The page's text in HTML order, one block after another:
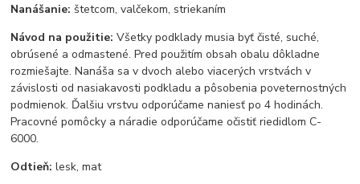
Nanášanie: štetcom, valčekom, striekaním
Návod na použitie: Všetky podklady musia byť čisté, suché,
obrúsené a odmastené. Pred použitím obsah obalu dôkladne
rozmiešajte. Nanáša sa v dvoch alebo viacerých vrstvách v
závislosti od nasiakavosti podkladu a pôsobenia poveternostných
podmienok. Ďalšiu vrstvu odporúčame naniesť po 4 hodinách.
Pracovné pomôcky a náradie odporúčame očistiť riedidlom C-
6000.
Odtieň: lesk, mat